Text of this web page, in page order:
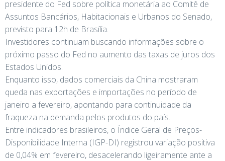
presidente do Fed sobre política monetária ao Comitê de
Assuntos Bancários, Habitacionais e Urbanos do Senado,
previsto para 12h de Brasília.
Investidores continuam buscando informações sobre o
próximo passo do Fed no aumento das taxas de juros dos
Estados Unidos.
Enquanto isso, dados comerciais da China mostraram
queda nas exportações e importações no período de
janeiro a fevereiro, apontando para continuidade da
fraqueza na demanda pelos produtos do país.
Entre indicadores brasileiros, o Índice Geral de Preços-
Disponibilidade Interna (IGP-DI) registrou variação positiva
de 0,04% em fevereiro, desacelerando ligeiramente ante a